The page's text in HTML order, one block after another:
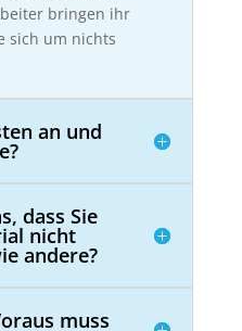
bringen ihr
sich um nichts
an und
dass Sie
nicht
andere?
muss